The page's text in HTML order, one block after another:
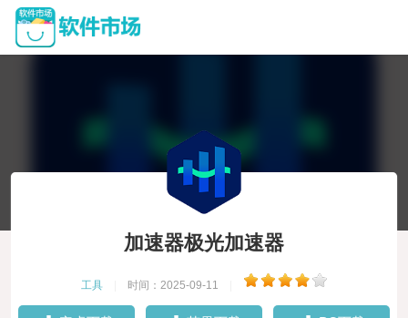
加速器极光加速器
工具 时间：2025-09-11